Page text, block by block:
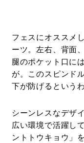
フェスにオススメ
ーツ。左右、背面
腿のポケット口に
が。このスピンド
下が防げるという
シーンレスなデザ
広い環境で活躍し
ントトウキョウ」